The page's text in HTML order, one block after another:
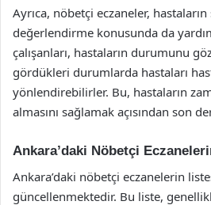
Ayrıca, nöbetçi eczaneler, hastaların
değerlendirme konusunda da
çalışanları, hastaların durumunu
gördükleri durumlarda hastaları
yönlendirebilirler. Bu, hastaların
almasını sağlamak açısından son
Ankara’daki Nöbetçi
Ankara’daki nöbetçi eczanelerin
güncellenmektedir. Bu liste,